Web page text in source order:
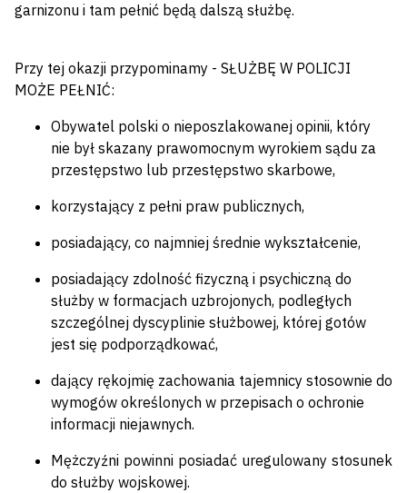
garnizonu i tam pełnić będą dalszą służbę.
Przy tej okazji przypominamy - SŁUŻBĘ W POLICJI
MOŻE PEŁNIĆ:
Obywatel polski o nieposzlakowanej opinii, który
nie był skazany prawomocnym wyrokiem sądu za
przestępstwo lub przestępstwo skarbowe,
korzystający z pełni praw publicznych,
posiadający, co najmniej średnie wykształcenie,
posiadający zdolność fizyczną i psychiczną do
służby w formacjach uzbrojonych, podległych
szczególnej dyscyplinie służbowej, której gotów
jest się podporządkować,
dający rękojmię zachowania tajemnicy stosownie do
wymogów określonych w przepisach o ochronie
informacji niejawnych.
Mężczyźni powinni posiadać uregulowany stosunek
do służby wojskowej.